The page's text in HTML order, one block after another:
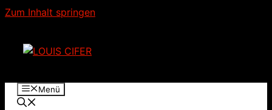
Zum Inhalt springen
Menü